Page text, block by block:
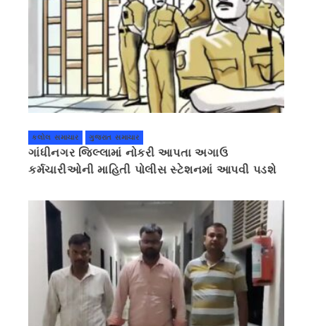
કલોલ સમાચાર ગુજરાત સમાચાર
ગાંધીનગર જિલ્લામાં નોકરી આપતા અગાઉ
કર્મચારીઓની માહિતી પોલીસ સ્ટેશનમાં આપવી પડશે